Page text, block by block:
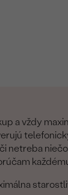
a vždy
netreba
Maximálna